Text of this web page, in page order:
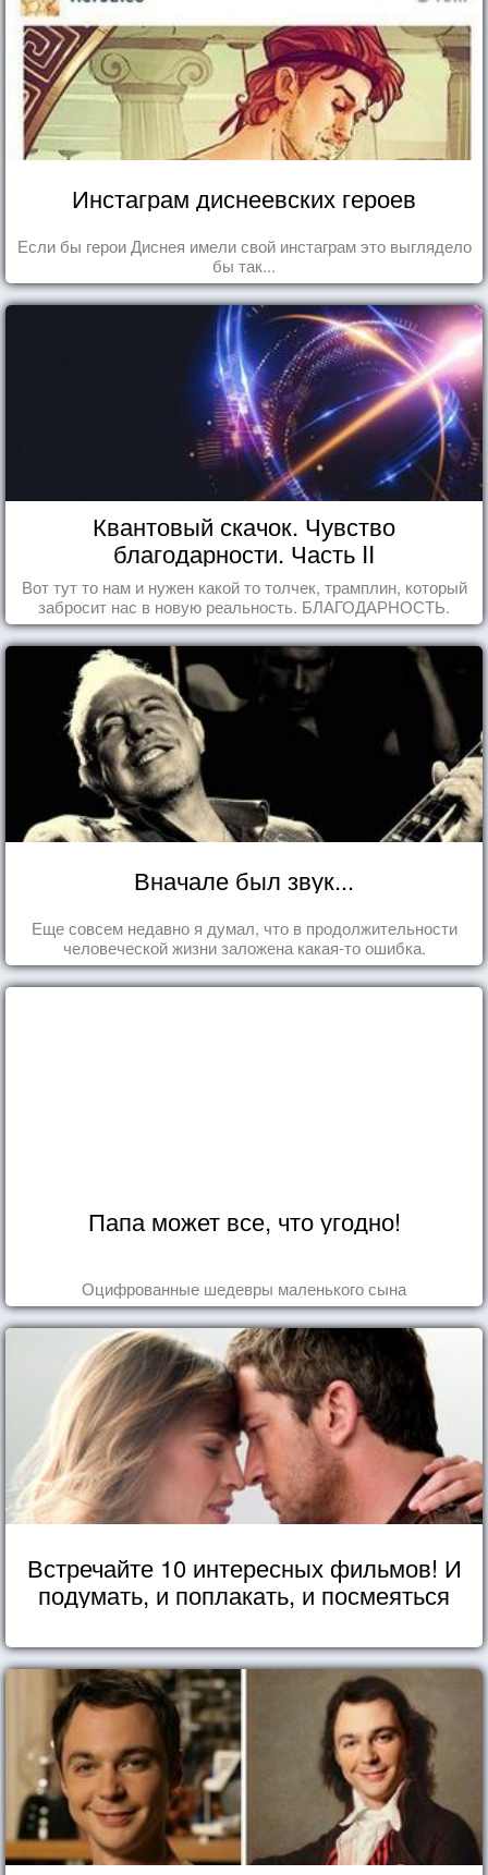
Инстаграм диснеевских героев
Если бы герои Диснея имели свой инстаграм это выглядело
бы так...
Квантовый скачок. Чувство
благодарности. Часть II
Вот тут то нам и нужен какой то толчек, трамплин, который
забросит нас в новую реальность. БЛАГОДАРНОСТЬ.
Вначале был звук...
Еще совсем недавно я думал, что в продолжительности
человеческой жизни заложена какая-то ошибка.
Папа может все, что угодно!
Оцифрованные шедевры маленького сына
Встречайте 10 интересных фильмов! И
подумать, и поплакать, и посмеяться